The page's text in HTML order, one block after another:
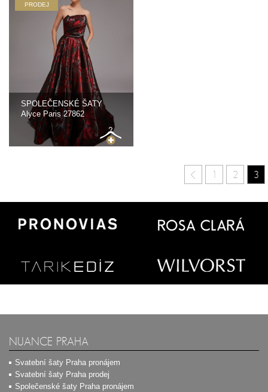
PRODEJ
SPOLEČENSKÉ ŠATY
Alyce Paris 27862
1 2 3
NUANCE PRAHA
Svatební šaty Praha pronájem
Svatební šaty Praha prodej
Společenské šaty Praha pronájem